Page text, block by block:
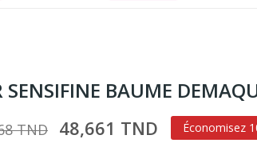
SENSIFINE BAUME
TND 48,661 TND Économisez